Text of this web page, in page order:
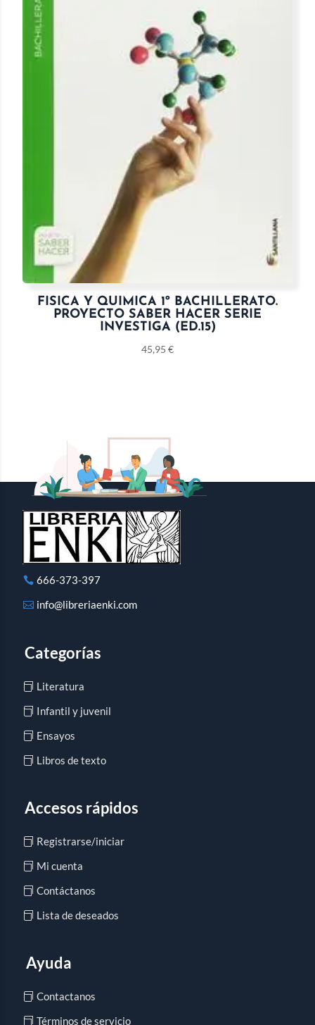
FISICA Y QUIMICA 1º BACHILLERATO.
PROYECTO SABER HACER SERIE
INVESTIGA (ED.15)
45,95 €
666-373-397
info@libreriaenki.com
Categorías
Literatura
Infantil y juvenil
Ensayos
Libros de texto
Accesos rápidos
Registrarse/iniciar
Mi cuenta
Contáctanos
Lista de deseados
Ayuda
Contactanos
Términos de servicio